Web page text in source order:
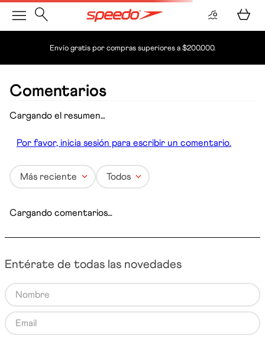
Envío gratis por compras superiores a $200.000.
Comentarios
Cargando el resumen…
Por favor, inicia sesión para escribir un comentario.
Más reciente Todos
Cargando comentarios…
Entérate de todas las novedades